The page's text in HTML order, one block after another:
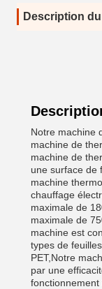
Description
Notre machine
machine de
machine de
une surface de
machine
chauffage
maximale de
maximale de
machine est
types de
PET,Notre
par une